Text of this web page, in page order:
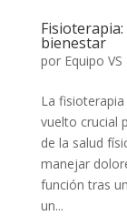
bienestar
por Equipo VS
La
vuelto crucial
de la salud
manejar
función tras
un...